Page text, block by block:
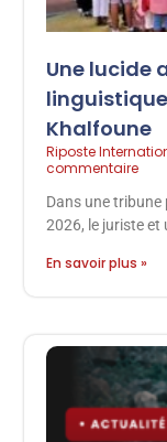
Une lucide
Khalfoune
Riposte
commentaire
Dans une tribune
2026, le juriste et
En savoir plus »